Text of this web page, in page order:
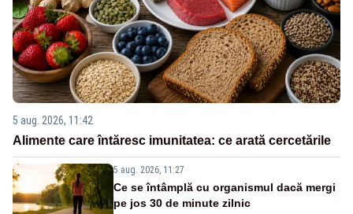
5 aug. 2026, 11:42
Alimente care întăresc imunitatea: ce arată cercetările
5 aug. 2026, 11:27
Ce se întâmplă cu organismul dacă mergi
pe jos 30 de minute zilnic